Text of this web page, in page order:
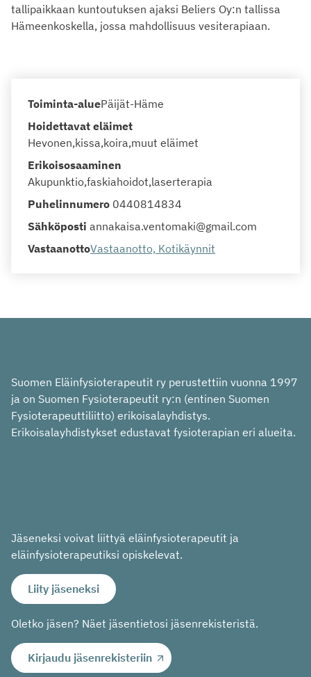
tallipaikkaan kuntoutuksen ajaksi Beliers Oy:n tallissa
Hämeenkoskella, jossa mahdollisuus vesiterapiaan.
Toiminta-aluePäijät-Häme
Hoidettavat eläimet
Hevonen kissa koira muut eläimet
Erikoisosaaminen
Akupunktio faskiahoidot laserterapia
Puhelinnumero 0440814834
Sähköposti annakaisa.ventomaki@gmail.com
VastaanottoVastaanotto, Kotikäynnit
Suomen Eläinfysioterapeutit ry perustettiin vuonna 1997
ja on Suomen Fysioterapeutit ry:n (entinen Suomen
Fysioterapeuttiliitto) erikoisalayhdistys.
Erikoisalayhdistykset edustavat fysioterapian eri alueita.
Jäseneksi voivat liittyä eläinfysioterapeutit ja
eläinfysioterapeutiksi opiskelevat.
Liity jäseneksi
Oletko jäsen? Näet jäsentietosi jäsenrekisteristä.
Kirjaudu jäsenrekisteriin